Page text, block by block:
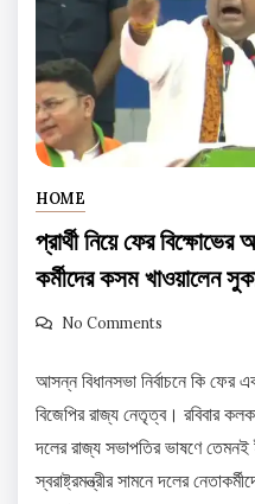
HOME
প্রার্থী নিয়ে ফের
কর্মীদের কসম খাওয়ালেন
No Comments
আসন্ন বিধানসভা নির্বাচনে কি ফের
বিজেপির রাজ্য নেতৃত্ব। রবিবার
দলের রাজ্য সভাপতির ভাষণে তেমনই
স্বরাষ্ট্রমন্ত্রীর সামনে দলের